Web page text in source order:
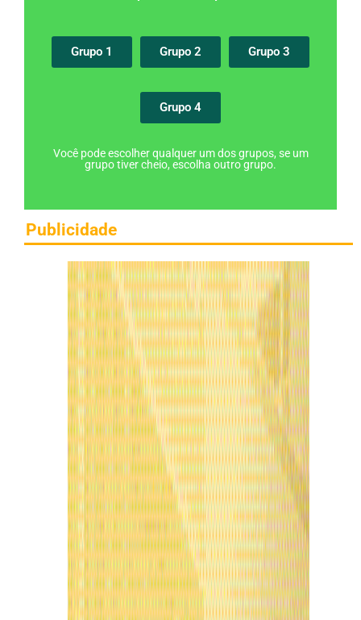
Grupo 1 Grupo 2 Grupo 3
Grupo 4
Você pode escolher qualquer um dos grupos, se um
grupo tiver cheio, escolha outro grupo.
Publicidade